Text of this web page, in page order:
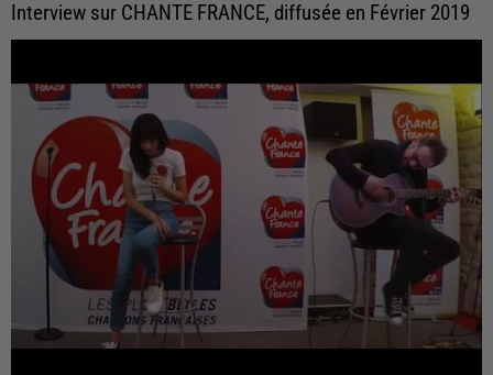
Interview sur CHANTE FRANCE, diffusée en Février 2019